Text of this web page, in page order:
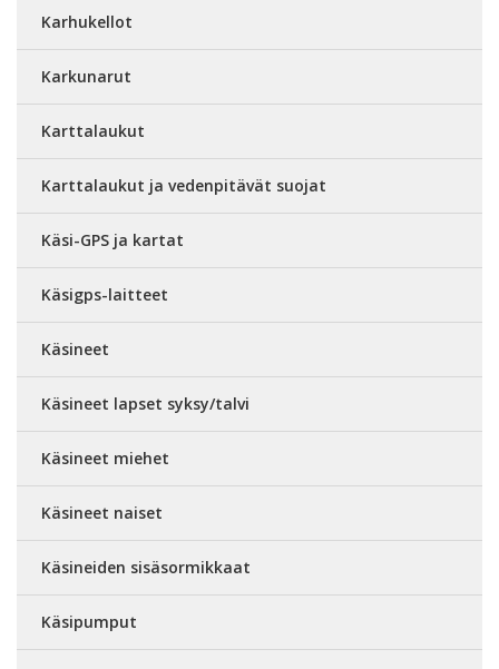
Karhukellot
Karkunarut
Karttalaukut
Karttalaukut ja vedenpitävät suojat
Käsi-GPS ja kartat
Käsigps-laitteet
Käsineet
Käsineet lapset syksy/talvi
Käsineet miehet
Käsineet naiset
Käsineiden sisäsormikkaat
Käsipumput